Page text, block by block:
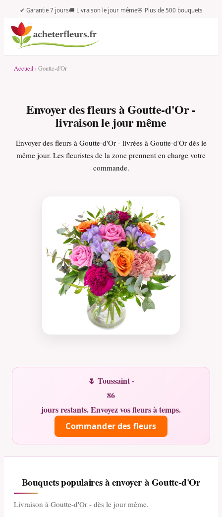
✔ Garantie 7 jours🚚 Livraison le jour même🌸 Plus de 500 bouquets
Accueil › Goutte-d'Or
Envoyer des fleurs à Goutte-d'Or -
livraison le jour même
Envoyer des fleurs à Goutte-d'Or - livrées à Goutte-d'Or dès le
même jour. Les fleuristes de la zone prennent en charge votre
commande.
🌷 Toussaint -
86
jours restants. Envoyez vos fleurs à temps.
Commander des fleurs
Bouquets populaires à envoyer à Goutte-d'Or
Livraison à Goutte-d'Or - dès le jour même.